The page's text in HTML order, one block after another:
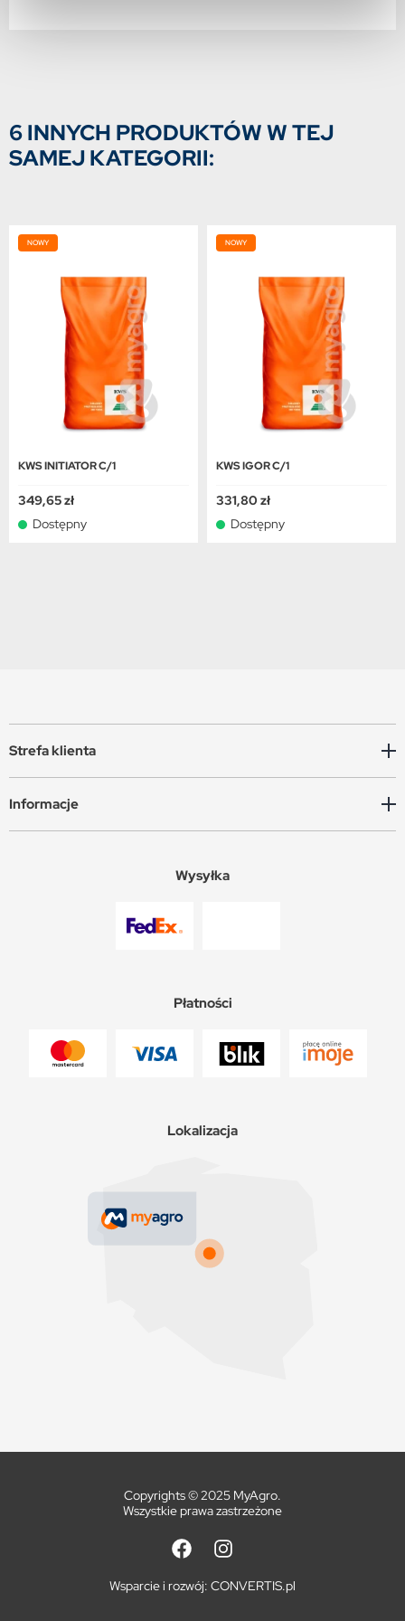
6 INNYCH PRODUKTÓW W TEJ
SAMEJ KATEGORII:
NOWY
KWS INITIATOR C/1
349,65 zł
Dostępny
NOWY
KWS IGOR C/1
331,80 zł
Dostępny
Strefa klienta
Informacje
Wysyłka
Płatności
Lokalizacja
Copyrights © 2025 MyAgro.
Wszystkie prawa zastrzeżone
Wsparcie i rozwój: CONVERTIS.pl